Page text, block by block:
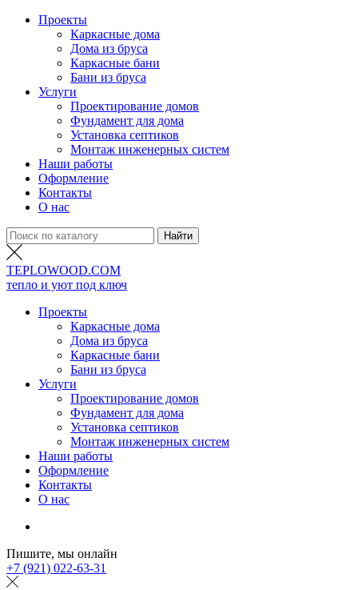
Проекты
Каркасные дома
Дома из бруса
Каркасные бани
Бани из бруса
Услуги
Проектирование домов
Фундамент для дома
Установка септиков
Монтаж инженерных систем
Наши работы
Оформление
Контакты
О нас
TEPLOWOOD.COM
тепло и уют под ключ
Проекты
Каркасные дома
Дома из бруса
Каркасные бани
Бани из бруса
Услуги
Проектирование домов
Фундамент для дома
Установка септиков
Монтаж инженерных систем
Наши работы
Оформление
Контакты
О нас
Пишите, мы онлайн
+7 (921) 022-63-31